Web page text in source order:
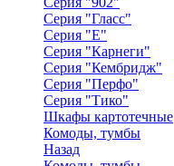
Серия "Гласс"
Серия "Е"
Серия "Карнеги"
Серия "Кембридж"
Серия "Перфо"
Серия "Тико"
Шкафы картотечные
Комоды, тумбы
Назад